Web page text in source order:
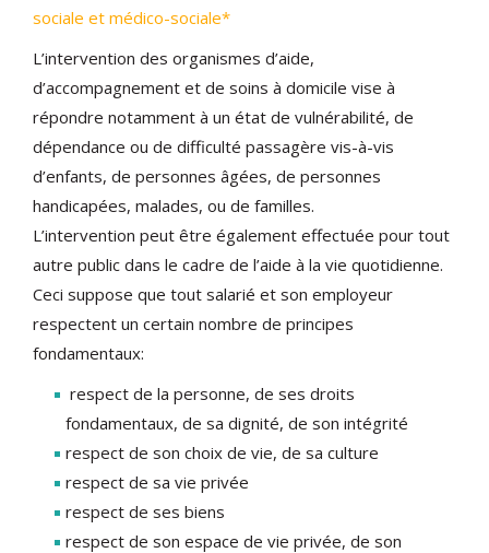
sociale et médico-sociale*
L’intervention des organismes d’aide,
d’accompagnement et de soins à domicile vise à
répondre notamment à un état de vulnérabilité, de
dépendance ou de difficulté passagère vis-à-vis
d’enfants, de personnes âgées, de personnes
handicapées, malades, ou de familles.
L’intervention peut être également effectuée pour tout
autre public dans le cadre de l’aide à la vie quotidienne.
Ceci suppose que tout salarié et son employeur
respectent un certain nombre de principes
fondamentaux:
respect de la personne, de ses droits
fondamentaux, de sa dignité, de son intégrité
respect de son choix de vie, de sa culture
respect de sa vie privée
respect de ses biens
respect de son espace de vie privée, de son